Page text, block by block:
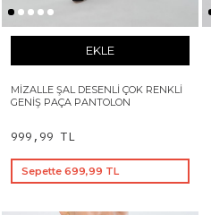
EKLE
MIZALLE ŞAL DESENLI ÇOK RENKLI
GENIŞ PAÇA PANTOLON
999,99 TL
Sepette 699,99 TL